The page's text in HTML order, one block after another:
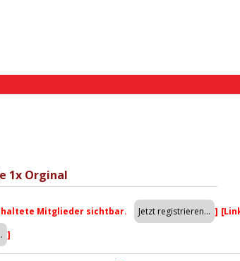
1x Orginal
Mitglieder sichtbar. ]
]